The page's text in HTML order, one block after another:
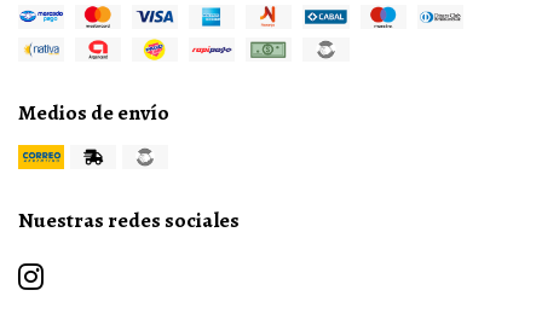
Medios de envío
Nuestras redes sociales